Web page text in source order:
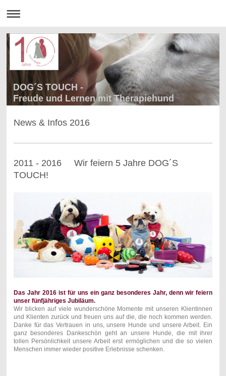
DOG´S TOUCH -
Freude und Lernen mit Therapiehund
News & Infos 2016
2011 - 2016 Wir feiern 5 Jahre DOG´S
TOUCH!
Das Jahr 2016 ist für uns ein ganz besonderes Jahr, denn wir feiern
unser fünfjähriges Jubiläum.
Wir blicken auf viele wunderschöne Momente mit unseren Klientinnen
und Klienten zurück und freuen uns auf die, die noch kommen werden.
Danke für das Vertrauen in uns, unsere Hunde und unsere Arbeit. Ein
ganz besonderes Dankeschön geht an unsere Hunde, die mit ihrer
tollen Persönlichkeit unsere Arbeit erst ermöglichen und die so vielen
Menschen immer wieder positive Erlebnisse schenken.